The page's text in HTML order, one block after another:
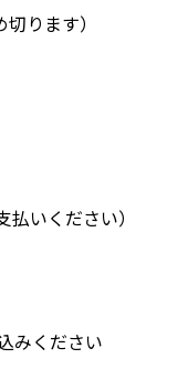
ります）
いください）
みください